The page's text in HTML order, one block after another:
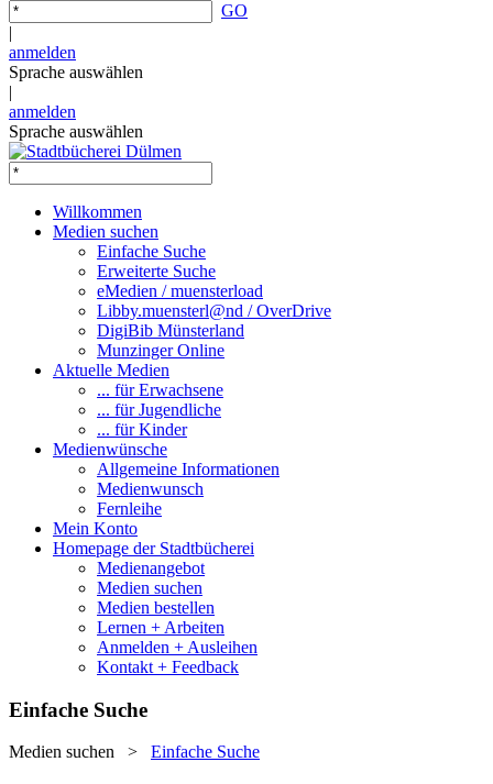
GO
|
anmelden
Sprache auswählen
|
anmelden
Sprache auswählen
Willkommen
Medien suchen
Einfache Suche
Erweiterte Suche
eMedien / muensterload
Libby.muensterl@nd / OverDrive
DigiBib Münsterland
Munzinger Online
Aktuelle Medien
... für Erwachsene
... für Jugendliche
... für Kinder
Medienwünsche
Allgemeine Informationen
Medienwunsch
Fernleihe
Mein Konto
Homepage der Stadtbücherei
Medienangebot
Medien suchen
Medien bestellen
Lernen + Arbeiten
Anmelden + Ausleihen
Kontakt + Feedback
Einfache Suche
Medien suchen > Einfache Suche